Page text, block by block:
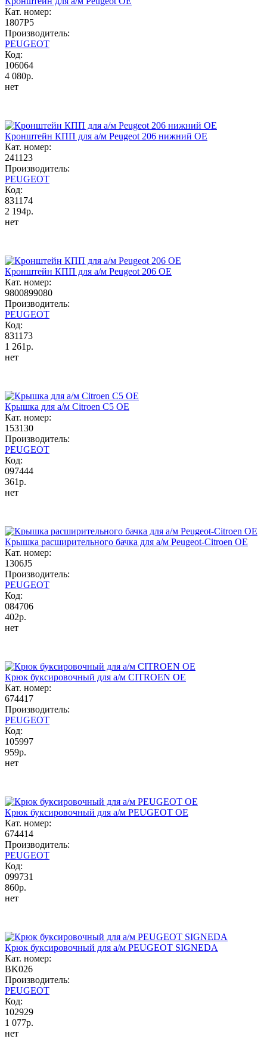
Кат. номер:
1807P5
Производитель:
PEUGEOT
Код:
106064
4 080р.
нет
Кронштейн КПП для а/м Peugeot 206 нижний ОЕ
Кат. номер:
241123
Производитель:
PEUGEOT
Код:
831174
2 194р.
нет
Кронштейн КПП для а/м Peugeot 206 ОЕ
Кат. номер:
9800899080
Производитель:
PEUGEOT
Код:
831173
1 261р.
нет
Крышка для а/м Citroen C5 OE
Кат. номер:
153130
Производитель:
PEUGEOT
Код:
097444
361р.
нет
Крышка расширительного бачка для а/м Peugeot-Citroen OE
Кат. номер:
1306J5
Производитель:
PEUGEOT
Код:
084706
402р.
нет
Крюк буксировочный для а/м CITROEN OE
Кат. номер:
674417
Производитель:
PEUGEOT
Код:
105997
959р.
нет
Крюк буксировочный для а/м PEUGEOT OE
Кат. номер:
674414
Производитель:
PEUGEOT
Код:
099731
860р.
нет
Крюк буксировочный для а/м PEUGEOT SIGNEDA
Кат. номер:
BK026
Производитель:
PEUGEOT
Код:
102929
1 077р.
нет